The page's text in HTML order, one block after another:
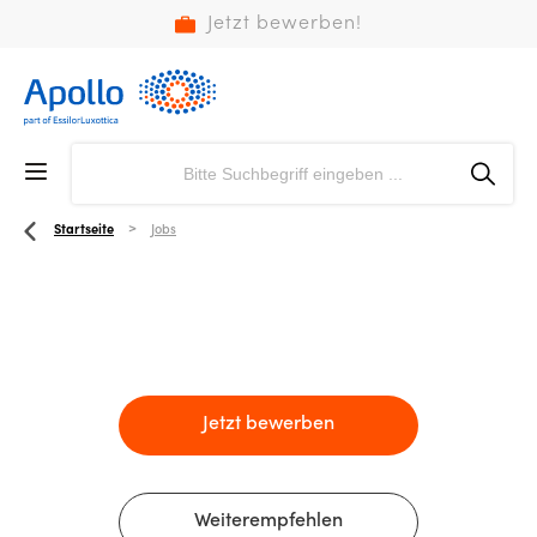
Jetzt bewerben!
Startseite Jobs
Jetzt bewerben
Weiterempfehlen